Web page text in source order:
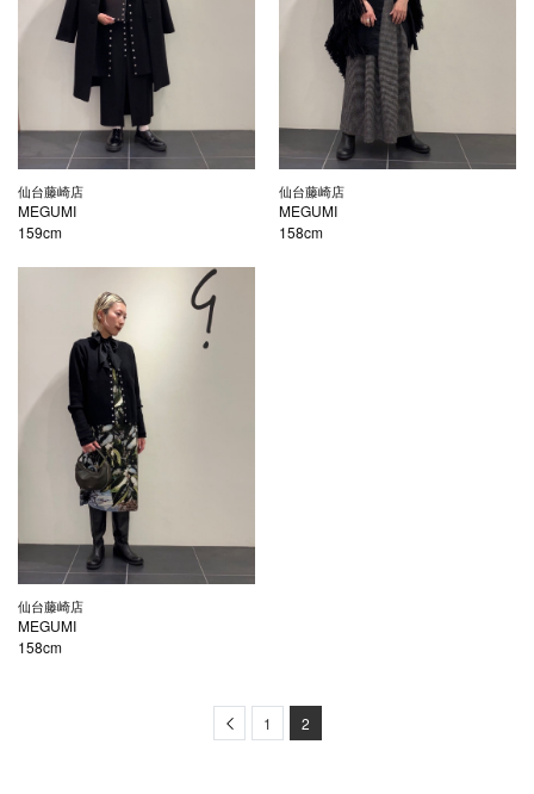
仙台藤崎店
MEGUMI
159cm
仙台藤崎店
MEGUMI
158cm
仙台藤崎店
MEGUMI
158cm
Previous
1 2